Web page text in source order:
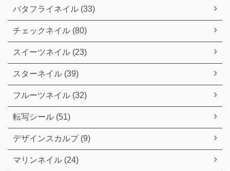
バタフライネイル (33)
チェックネイル (80)
スイーツネイル (23)
スターネイル (39)
フルーツネイル (32)
転写シール (51)
デザインスカルプ (9)
マリンネイル (24)